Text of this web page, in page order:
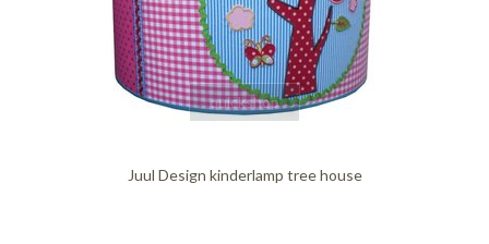
quickshop
Juul Design kinderlamp tree house